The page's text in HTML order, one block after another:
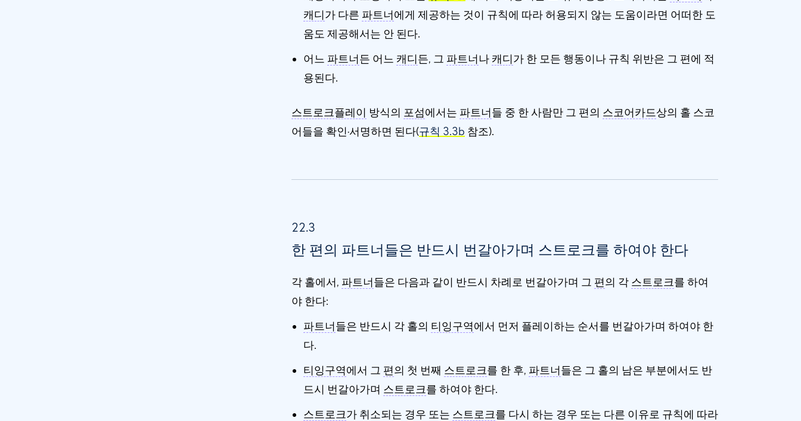
캐디가 다른 파트너에게 제공하는 것이 규칙에 따라 허용되지 않는 도움이라면 어떠한 도
움도 제공해서는 안 된다.
어느 파트너든 어느 캐디든, 그 파트너 나 캐디가 한 모든 행동이나 규칙 위반은 그 편에 적
용된다.
스트로크플레이 방식의 포섬에서는 파트너들 중 한 사람만 그 편의 스코어카드상의 홀 스코
어들을 확인·서명하면 된다(규칙 3.3b 참조).
22.3
한 편의 파트너들은 반드시 번갈아가며 스트로크를 하여야 한다
각 홀에서, 파트너들은 다음과 같이 반드시 차례로 번갈아가며 그 편의 각 스트로크를 하여
야 한다:
파트너들은 반드시 각 홀의 티잉구역에서 먼저 플레이하는 순서를 번갈아가며 하여야 한
다.
티잉구역에서 그 편의 첫 번째 스트로크를 한 후, 파트너들은 그 홀의 남은 부분에서도 반
드시 번갈아가며 스트로크를 하여야 한다.
스트로크가 취소되는 경우 또는 스트로크를 다시 하는 경우 또는 다른 이유로 규칙에 따라